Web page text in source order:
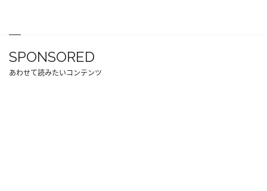
SPONSORED
あわせて読みたいコンテンツ